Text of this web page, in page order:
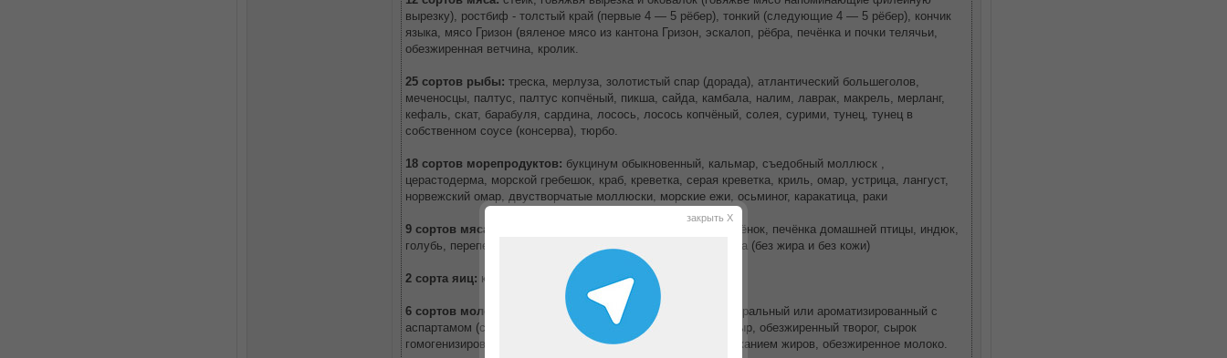
вырезку), ростбиф - толстый край (первые 4 — 5 рёбер), тонкий (следующие 4 — 5 рёбер), кончик
языка, мясо Гризон (вяленое мясо из кантона Гризон, эскалоп, рёбра, печёнка и почки телячьи,
обезжиренная ветчина, кролик.
25 сортов рыбы: треска, мерлуза, золотистый спар (дорада), атлантический большеголов,
меченосцы, палтус, палтус копчёный, пикша, сайда, камбала, налим, лаврак, макрель, мерланг,
кефаль, скат, барабуля, сардина, лосось, лосось копчёный, солея, сурими, тунец, тунец в
собственном соусе (консерва), тюрбо.
18 сортов морепродуктов: букцинум обыкновенный, кальмар, съедобный моллюск ,
церастодерма, морской гребешок, краб, креветка, серая креветка, криль, омар, устрица, лангуст,
норвежский омар, двустворчатые моллюски, морские ежи, осьминог, каракатица, раки
9 сортов мяса домашней птицы:
страус, перепёлка, цыплёнок, печёнка домашней птицы, индюк,
голубь, перепелка, курица, окорочка из курятины или индюка (без жира и без кожи)
2 сорта яиц: куриные и перепелиные
6 сортов молочных продуктов:
обезжиренный йогурт натуральный или ароматизированный с
аспартамом (сахарином), обезжиренный домашний белый сыр, обезжиренный творог, сырок
гомогенизированный, сырок топленный с небольшим содержанием жиров, обезжиренное молоко.
закрыть X